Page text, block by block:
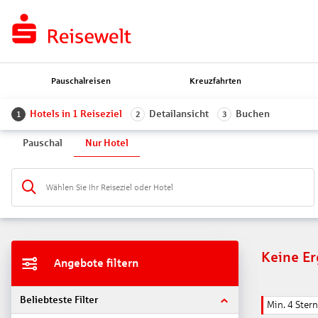
Pauschalreisen Kreuzfahrten
1 Hotels in 1 Reiseziel 2 Detailansicht 3 Buchen
Pauschal Nur Hotel
Wählen Sie Ihr Reiseziel oder Hotel
Angebote filtern
Beliebteste Filter
Keine
Min. 4